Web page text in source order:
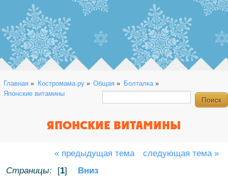
Главная » Костромама.ру» Общая » Болталка»
Японские витамины
ЯПОНСКИЕ ВИТАМИНЫ
« предыдущая тема
следующая тема »
Страницы:
[1] Вниз